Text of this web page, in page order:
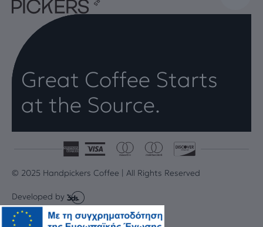
Great Coffee Starts
at the Source.
© 2025 Handpickers Coffee | All Rights Reserved
Developed by